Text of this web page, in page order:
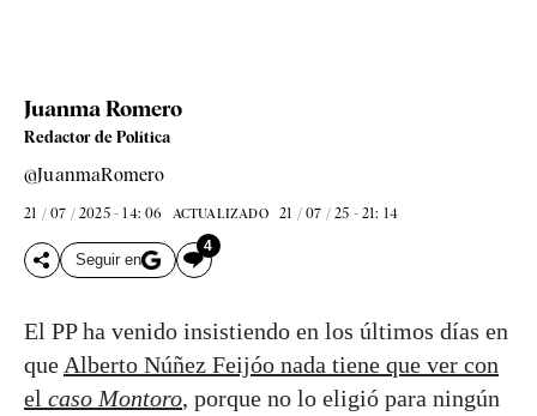
Juanma Romero
Redactor de Política
@JuanmaRomero
21 / 07 / 2025 - 14: 06 ACTUALIZADO 21 / 07 / 25 - 21: 14
Seguir en
4
El PP ha venido insistiendo en los últimos días en
que Alberto Núñez Feijóo nada tiene que ver con
el caso Montoro, porque no lo eligió para ningún